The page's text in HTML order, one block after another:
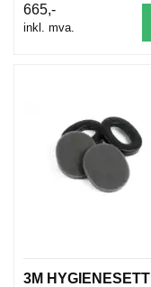
665,-
inkl. mva.
3M HYGIENESETT